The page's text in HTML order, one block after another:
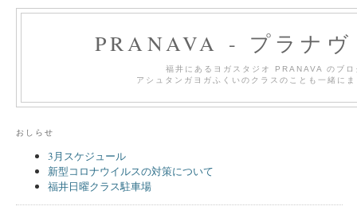
PRANAVA - プラナ
福井にあるヨガスタジオ PRANAVA のブロ
アシュタンガヨガふくいのクラスのことも一緒に
おしらせ
3月スケジュール
新型コロナウイルスの対策について
福井日曜クラス駐車場